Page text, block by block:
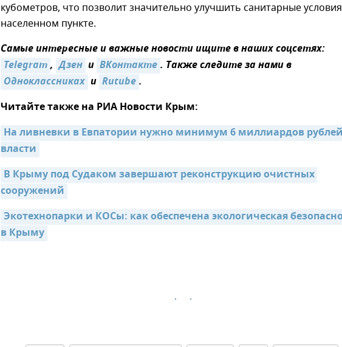
кубометров, что позволит значительно улучшить санитарные
населенном пункте.
Самые интересные и важные новости ищите в наших соцсетях:
Telegram, Дзен и ВКонтакте. Также следите за нами в
Одноклассниках и Rutube.
Читайте также на РИА Новости Крым:
На ливневки в Евпатории нужно минимум 6 миллиардов
власти
В Крыму под Судаком завершают реконструкцию очистных
сооружений
Экотехнопарки и КОСы: как обеспечена экологическая
в Крыму